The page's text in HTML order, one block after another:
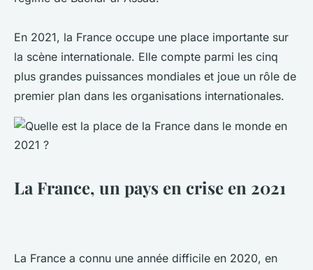
En 2021, la France occupe une place importante sur
la scène internationale. Elle compte parmi les cinq
plus grandes puissances mondiales et joue un rôle de
premier plan dans les organisations internationales.
La France, un pays en crise en 2021
La France a connu une année difficile en 2020, en